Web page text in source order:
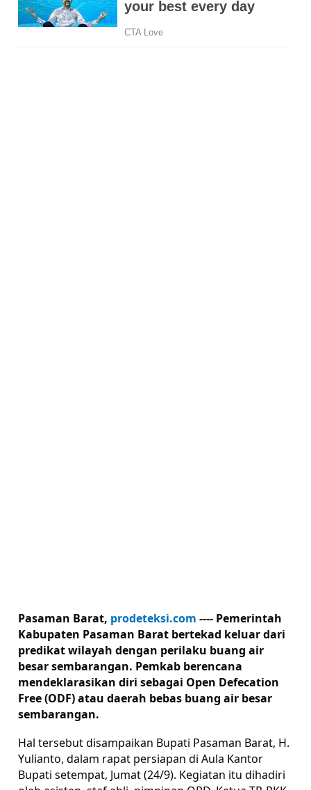
Pasaman Barat, prodeteksi.com ---- Pemerintah
Kabupaten Pasaman Barat bertekad keluar dari
predikat wilayah dengan perilaku buang air
besar sembarangan. Pemkab berencana
mendeklarasikan diri sebagai Open Defecation
Free (ODF) atau daerah bebas buang air besar
sembarangan.
Hal tersebut disampaikan Bupati Pasaman Barat, H.
Yulianto, dalam rapat persiapan di Aula Kantor
Bupati setempat, Jumat (24/9). Kegiatan itu dihadiri